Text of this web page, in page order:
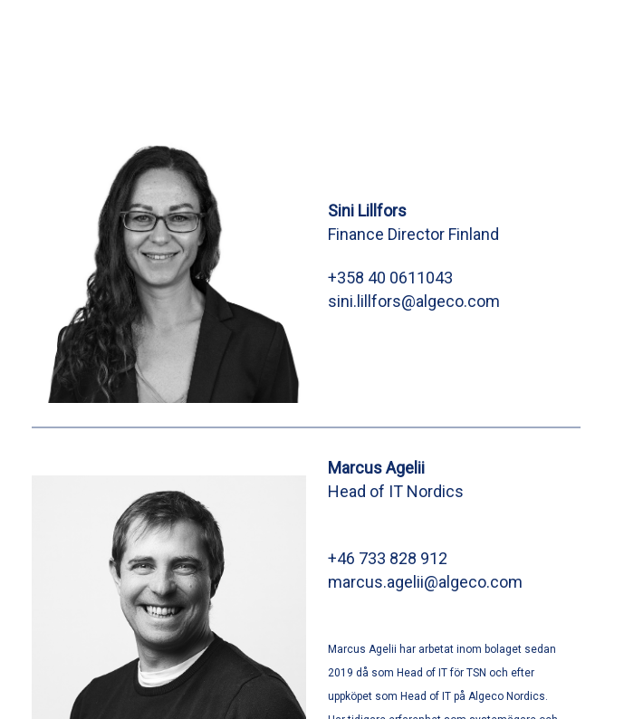
Sini Lillfors
Finance Director Finland
+358 40 0611043
sini.lillfors@algeco.com
Marcus Agelii
Head of IT Nordics
+46 733 828 912
marcus.agelii@algeco.com
Marcus Agelii har arbetat inom bolaget sedan
2019 då som Head of IT för TSN och efter
uppköpet som Head of IT på Algeco Nordics.